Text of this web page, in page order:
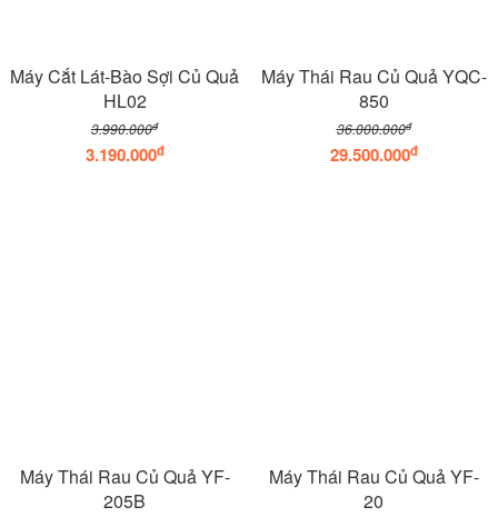
Máy Cắt Lát-Bào Sợi Củ Quả
HL02
3.990.000đ
3.190.000đ
Máy Thái Rau Củ Quả YQC-
850
36.000.000đ
29.500.000đ
Máy Thái Rau Củ Quả YF-
205B
Máy Thái Rau Củ Quả YF-
20